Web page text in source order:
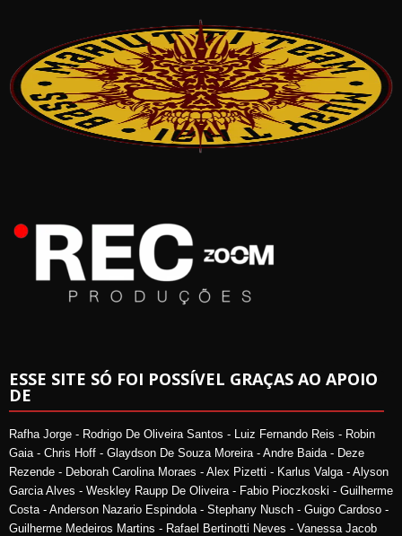
ESSE SITE SÓ FOI POSSÍVEL GRAÇAS AO APOIO
DE
Rafha Jorge - Rodrigo De Oliveira Santos - Luiz Fernando Reis - Robin
Gaia - Chris Hoff - Glaydson De Souza Moreira - Andre Baida - Deze
Rezende - Deborah Carolina Moraes - Alex Pizetti - Karlus Valga - Alyson
Garcia Alves - Weskley Raupp De Oliveira - Fabio Pioczkoski - Guilherme
Costa - Anderson Nazario Espindola - Stephany Nusch - Guigo Cardoso -
Guilherme Medeiros Martins - Rafael Bertinotti Neves - Vanessa Jacob